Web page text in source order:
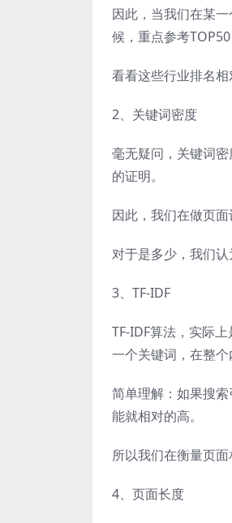
因此，当我们在某
候，重点参考
看看这些行业排名
2、关键词密度
毫无疑问，关键词
的证明。
因此，我们在做页
对于是多少，我们
3、TF-IDF
TF-IDF算法，实际
一个关键词，在整个
简单理解：如果搜
能就相对的高。
所以我们在衡量页
4、页面长度